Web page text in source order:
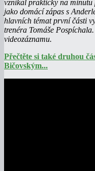
vznikal prakticky na minutu
jako domácí zápas s
hlavních témat první části
trenéra Tomáše
videozáznamu.
Přečtěte si také druhou
Bičovským...